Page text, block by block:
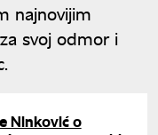
najnovijim
svoj odmor i
Ninković o